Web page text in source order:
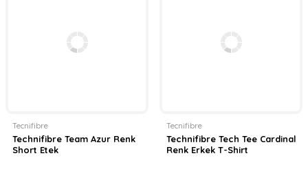
Tecnifibre
Technifibre Team Azur Renk
Short Etek
Tecnifibre
Technifibre Tech Tee Cardinal
Renk Erkek T-Shirt